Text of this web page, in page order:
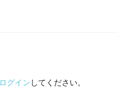
ログイン してください。